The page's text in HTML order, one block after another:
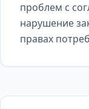
проблем с
нарушение
правах